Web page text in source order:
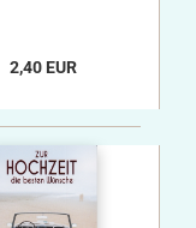
2,40 EUR